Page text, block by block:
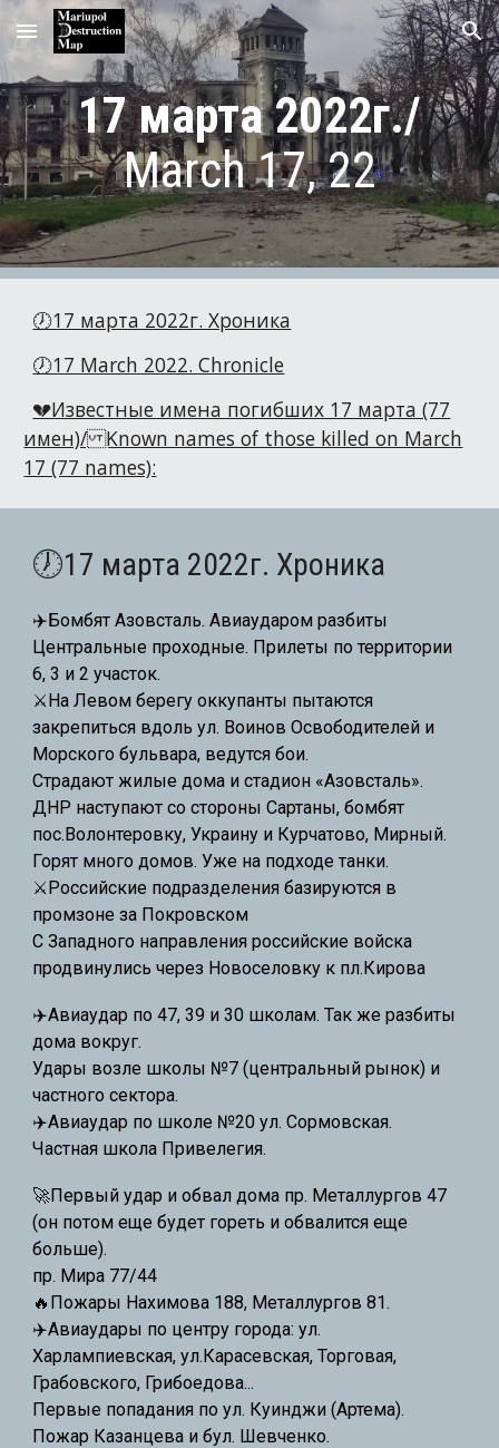
Skip to main content Skip to navigation
17марта 2022г./
March17, 22
🕖17 марта 2022г. Хроника
🕖17 March 2022. Chronicle
💔Известные имена погибших 17 марта (77
имен)/ Known names of those killed on March
17 (77 names):
🕖17 марта 2022г. Хроника
✈️Бомбят Азовсталь. Авиаударом разбиты
Центральные проходные. Прилеты по территории
6, 3 и 2 участок.
⚔️На Левом берегу оккупанты пытаются
закрепиться вдоль ул. Воинов Освободителей и
Морского бульвара, ведутся бои.
Страдают жилые дома и стадион «Азовсталь».
ДНР наступают со стороны Сартаны, бомбят
пос.Волонтеровку, Украину и Курчатово, Мирный.
Горят много домов. Уже на подходе танки.
⚔️Российские подразделения базируются в
промзоне за Покровском
С Западного направления российские войска
продвинулись через Новоселовку к пл.Кирова
✈️Авиаудар по 47, 39 и 30 школам. Так же разбиты
дома вокруг.
Удары возле школы №7 (центральный рынок) и
частного сектора.
✈️Авиаудар по школе №20 ул. Сормовская.
Частная школа Привелегия.
🚀Первый удар и обвал дома пр. Металлургов 47
(он потом еще будет гореть и обвалится еще
больше).
пр. Мира 77/44
🔥Пожары Нахимова 188, Металлургов 81.
✈️Авиаудары по центру города: ул.
Харлампиевская, ул.Карасевская, Торговая,
Грабовского, Грибоедова...
Первые попадания по ул. Куинджи (Артема).
Пожар Казанцева и бул. Шевченко.